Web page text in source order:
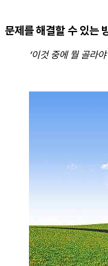
문제를 해결할 수 있는
‘이것 중에 뭘 골라